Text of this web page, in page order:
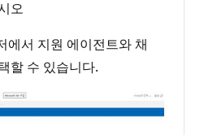
오
서 지원 에이전트와 채
할 수 있습니다.